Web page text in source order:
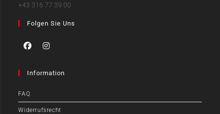
+43 316 77 39 00
Folgen Sie Uns
Information
FAQ
Widerrufsrecht